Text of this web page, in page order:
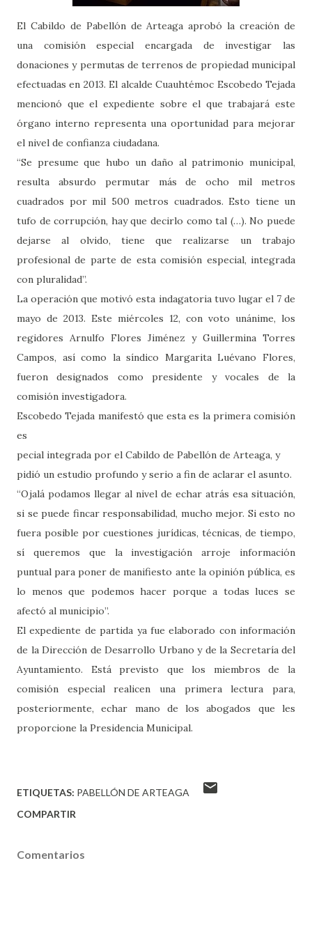
El Cabildo de Pabellón de Arteaga aprobó la creación de
una comisión especial encargada de investigar las
donaciones y permutas de terrenos de propiedad municipal
efectuadas en 2013. El alcalde Cuauhtémoc Escobedo Tejada
mencionó que el expediente sobre el que trabajará este
órgano interno representa una oportunidad para mejorar
el nivel de confianza ciudadana.
“Se presume que hubo un daño al patrimonio municipal,
resulta absurdo permutar más de ocho mil metros
cuadrados por mil 500 metros cuadrados. Esto tiene un
tufo de corrupción, hay que decirlo como tal (…). No puede
dejarse al olvido, tiene que realizarse un trabajo
profesional de parte de esta comisión especial, integrada
con pluralidad”.
La operación que motivó esta indagatoria tuvo lugar el 7 de
mayo de 2013. Este miércoles 12, con voto unánime, los
regidores Arnulfo Flores Jiménez y Guillermina Torres
Campos, así como la síndico Margarita Luévano Flores,
fueron designados como presidente y vocales de la
comisión investigadora.
Escobedo Tejada manifestó que esta es la primera comisión
es
pecial integrada por el Cabildo de Pabellón de Arteaga, y
pidió un estudio profundo y serio a fin de aclarar el asunto.
“Ojalá podamos llegar al nivel de echar atrás esa situación,
si se puede fincar responsabilidad, mucho mejor. Si esto no
fuera posible por cuestiones jurídicas, técnicas, de tiempo,
sí queremos que la investigación arroje información
puntual para poner de manifiesto ante la opinión pública, es
lo menos que podemos hacer porque a todas luces se
afectó al municipio”.
El expediente de partida ya fue elaborado con información
de la Dirección de Desarrollo Urbano y de la Secretaría del
Ayuntamiento. Está previsto que los miembros de la
comisión especial realicen una primera lectura para,
posteriormente, echar mano de los abogados que les
proporcione la Presidencia Municipal.
ETIQUETAS: PABELLÓN DE ARTEAGA
COMPARTIR
Comentarios